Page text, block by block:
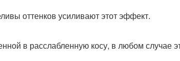
оттенков усиливают этот эффект.
в расслабленную косу, в любом случае